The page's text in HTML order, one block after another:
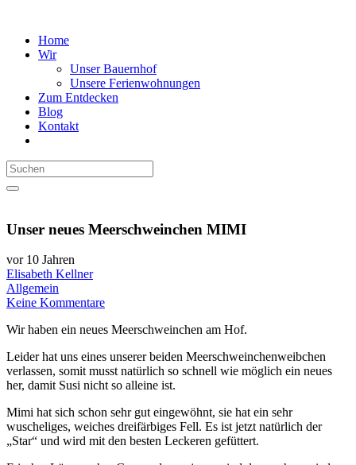
Home
Wir
Unser Bauernhof
Unsere Ferienwohnungen
Zum Entdecken
Blog
Kontakt
Unser neues Meerschweinchen MIMI
vor 10 Jahren
Elisabeth Kellner
Allgemein
Keine Kommentare
Wir haben ein neues Meerschweinchen am Hof.
Leider hat uns eines unserer beiden Meerschweinchenweibchen
verlassen, somit musst natürlich so schnell wie möglich ein neues
her, damit Susi nicht so alleine ist.
Mimi hat sich schon sehr gut eingewöhnt, sie hat ein sehr
wuscheliges, weiches dreifärbiges Fell. Es ist jetzt natürlich der
„Star“ und wird mit den besten Leckeren gefüttert.